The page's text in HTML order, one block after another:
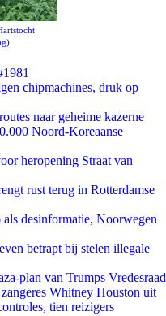
chipmachines, druk op
naar geheime kazerne
Noord-Koreaanse
heropening Straat van
rust terug in Rotterdamse
desinformatie, Noorwegen
betrapt bij stelen illegale
plan van Trumps Vredesraad
Whitney Houston uit
tien reizigers